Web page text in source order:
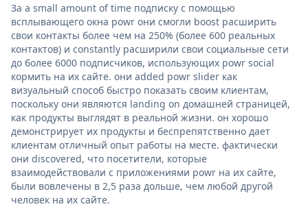
За a small amount of time подписку с помощью
всплывающего окна powr они смогли boost расширить
свои контакты более чем на 250% (более 600 реальных
контактов) и constantly расширили свои социальные сети
до более 6000 подписчиков, использующих powr social
кормить на их сайте. они added powr slider как
визуальный способ быстро показать своим клиентам,
поскольку они являются landing on домашней страницей,
как продукты выглядят в реальной жизни. он хорошо
демонстрирует их продукты и беспрепятственно дает
клиентам отличный опыт работы на месте. фактически
они discovered, что посетители, которые
взаимодействовали с приложениями powr на их сайте,
были вовлечены в 2,5 раза дольше, чем любой другой
человек на их сайте.